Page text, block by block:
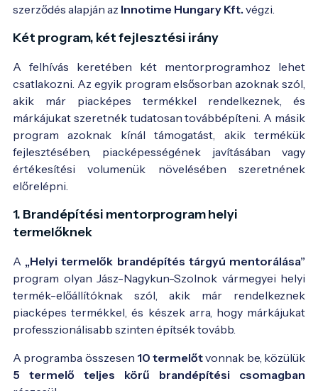
szerződés alapján az Innotime Hungary Kft. végzi.
Két program, két fejlesztési irány
A felhívás keretében két mentorprogramhoz lehet
csatlakozni. Az egyik program elsősorban azoknak szól,
akik már piacképes termékkel rendelkeznek, és
márkájukat szeretnék tudatosan továbbépíteni. A másik
program azoknak kínál támogatást, akik termékük
fejlesztésében, piacképességének javításában vagy
értékesítési volumenük növelésében szeretnének
előrelépni.
1. Brandépítési mentorprogram helyi
termelőknek
A „Helyi termelők brandépítés tárgyú mentorálása”
program olyan Jász-Nagykun-Szolnok vármegyei helyi
termék-előállítóknak szól, akik már rendelkeznek
piacképes termékkel, és készek arra, hogy márkájukat
professzionálisabb szinten építsék tovább.
A programba összesen 10 termelőtvonnak be, közülük
5 termelő teljes körű brandépítési csomagban